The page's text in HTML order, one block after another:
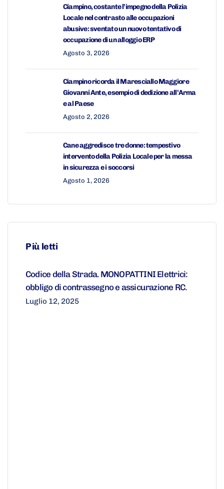
Ciampino, costante l’impegno della Polizia
Locale nel contrasto alle occupazioni
abusive: sventato un nuovo tentativo di
occupazione di un alloggio ERP
Agosto 3, 2026
Ciampino ricorda il Maresciallo Maggiore
Giovanni Ante, esempio di dedizione all’Arma
e al Paese
Agosto 2, 2026
Cane aggredisce tre donne: tempestivo
intervento della Polizia Locale per la messa
in sicurezza e i soccorsi
Agosto 1, 2026
Più letti
Codice della Strada. MONOPATTINI Elettrici:
obbligo di contrassegno e assicurazione RC.
Luglio 12, 2025